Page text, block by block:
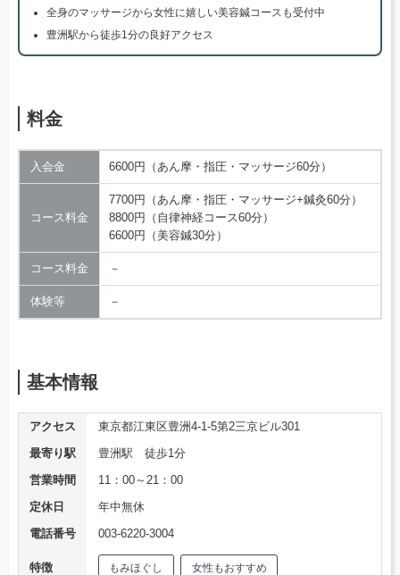
全身のマッサージから女性に嬉しい美容鍼コースも受付中
豊洲駅から徒歩1分の良好アクセス
料金
入会金 6600円（あん摩・指圧・マッサージ60分）
コース料金
7700円（あん摩・指圧・マッサージ+鍼灸60分）
8800円（自律神経コース60分）
6600円（美容鍼30分）
コース料金 －
体験等 －
基本情報
アクセス
東京都江東区豊洲4-1-5第2三京ビル301
最寄り駅
豊洲駅 徒歩1分
営業時間
11：00～21：00
定休日
年中無休
電話番号
003-6220-3004
特徴 もみほぐし 女性もおすすめ